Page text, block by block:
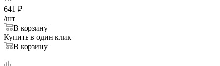
641 ₽
/шт
В корзину
Купить в один клик
В корзину